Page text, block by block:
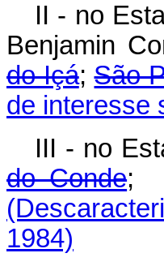
II - no
Benjamin
do Içá;São
de interesse
III - no
do Conde
1984)